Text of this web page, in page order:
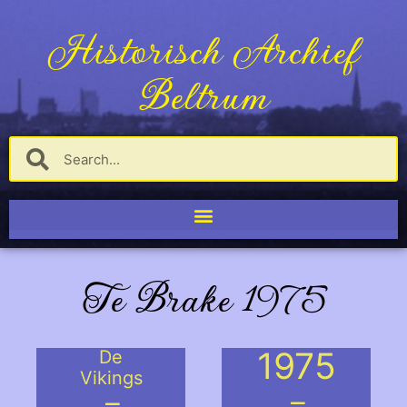
Historisch Archief
Beltrum
Te Brake 1975
De
Vikings
1975